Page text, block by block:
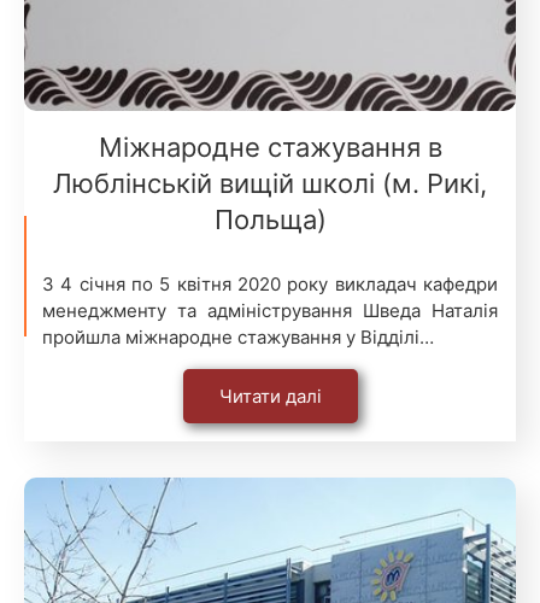
Міжнародне стажування в
Люблінській вищій школі (м. Рикі,
Польща)
З 4 січня по 5 квітня 2020 року викладач кафедри
менеджменту та адміністрування Шведа Наталія
пройшла міжнародне стажування у Відділі…
Читати далі